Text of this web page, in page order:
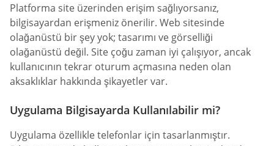
Platforma site üzerinden erişim sağlıyorsanız,
bilgisayardan erişmeniz önerilir. Web sitesinde
olağanüstü bir şey yok; tasarımı ve görselliği
olağanüstü değil. Site çoğu zaman iyi çalışıyor, ancak
kullanıcının tekrar oturum açmasına neden olan
aksaklıklar hakkında şikayetler var.
Uygulama Bilgisayarda Kullanılabilir mi?
Uygulama özellikle telefonlar için tasarlanmıştır.